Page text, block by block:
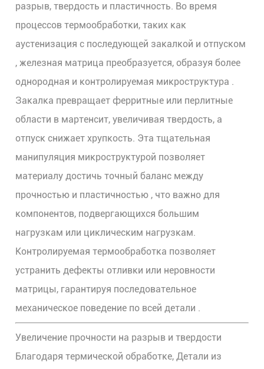
разрыв, твердость и пластичность. Во время
процессов термообработки, таких как
аустенизация с последующей закалкой и отпуском
, железная матрица преобразуется, образуяболее
однородная и контролируемая микроструктура .
Закалка превращает ферритные или перлитные
области в мартенсит, увеличивая твердость, а
отпуск снижает хрупкость. Эта тщательная
манипуляция микроструктурой позволяет
материалу достичьточный баланс между
прочностью и пластичностью , что важно для
компонентов, подвергающихся большим
нагрузкам или циклическим нагрузкам.
Контролируемая термообработка позволяет
устранить дефекты отливки или неровности
матрицы, гарантируя последовательное
механическое поведение по всей детали .
Увеличение прочности на разрыв и твердости
Благодаря термической обработке,Детали из